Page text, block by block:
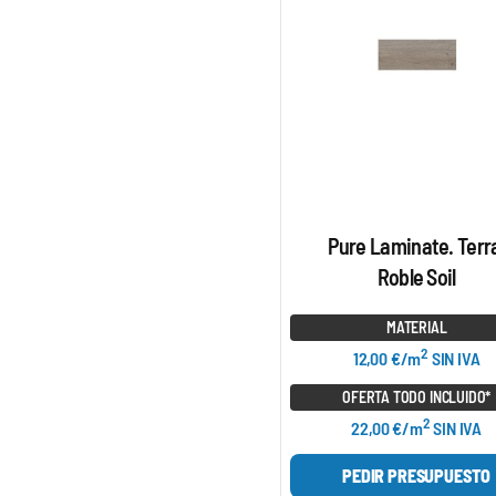
Pure Laminate.
Roble Soil
MATERIAL
12,00 €/m2 SIN IVA
OFERTA TODO INCLUIDO*
22,00 €/m2SIN IVA
PEDIR PRESUPUESTO